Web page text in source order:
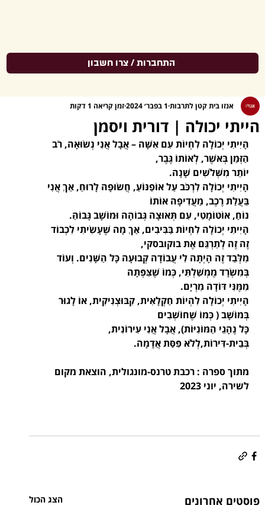
התחברות / צרו חשבון
הייתי יכולה | דורית ויסמן
אנזו בית קטן לתרבות1 בפבר׳ 2024 זמן קריאה 1 דקות
הָיִיתִי יְכוֹלָה לִחְיוֹת עִם אִשָּׁה – אֲבָל אֲנִי נְשׂוּאָה, רֹב
הַזְּמַן בְּאשֶׁר, לְאוֹתוֹ גֶּבֶר,
יוֹתֵר מִשְּׁלֹשִׁים שָׁנָה.
הָיִיתִי יְכוֹלָה לִרְכֹּב עַל אוֹפַנּוֹעַ, חֲשׂוּפָה לָרוּחַ, אַךְ אֲנִי
בַּעֲלַת רֶכֶב, מַעֲדִיפָה אוֹתוֹ
נוֹחַ, אוֹטוֹמָטִי, עִם תְּאוּצָה גְּבוֹהָה וּמוֹשָׁב גָּבוֹהַּ.
הָיִיתִי יְכוֹלָה לִחְיוֹת בַּבִּיבִים, אַךְ מָה שֶׁעָשִׂיתִי לִכְבוֹד
זֶה זֶה לְתַרְגֵּם אֶת בוקובסקי,
מִלְּבַד זֶה הָיְתָה לִי עֲבוֹדָה קְבוּעָה כָּל הַשָּׁנִים. וְעוֹד
בְּמִשְׂרָד מֶמְשַׁלְתִּי, כְּמוֹ שֶׁצִּפְּתָה
מִמֶּנִּי דּוֹדָה מִרְיָם.
הָיִיתִי יְכוֹלָה לִהְיוֹת חַקְלָאִית, קִבּוּצְנִיקִית, אוֹ לָגוּר
בְּמוֹשָׁב ( כְּמוֹ שֶׁחוֹשְׁבִים
כָּל נֶהָגֵי הַמּוֹנִיּוֹת), אֲבָל אֲנִי עִירוֹנִית,
בְּבֵית-דִּירוֹת,לְלֹא פִּסַּת אֲדָמָה.
מתוך ספרה : רכבת טרנס-מונגולית, הוצאת מקום
לשירה, יוני 2023
פוסטים אחרונים הצג הכול